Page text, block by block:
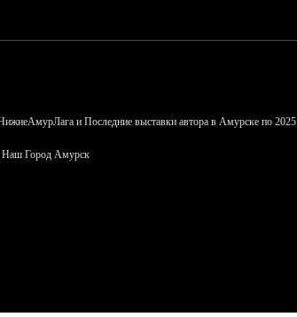
и Последние выставки автора в Амурске по 2025
Наш Город Амурск